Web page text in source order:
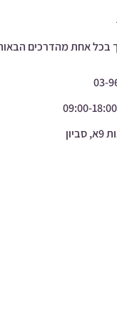
בכל אחת מהדרכים
03-